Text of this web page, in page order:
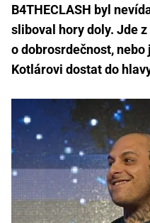
B4THECLASH byl
sliboval hory doly. Jde
o dobrosrdečnost,
Kotlárovi dostat do